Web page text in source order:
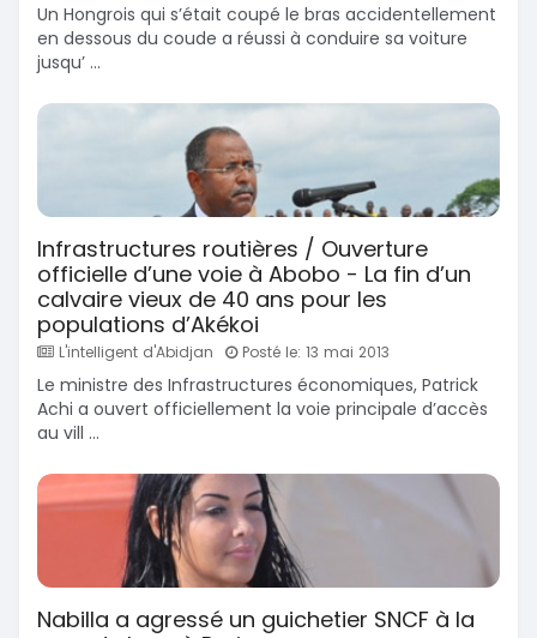
Un Hongrois qui s’était coupé le bras accidentellement
en dessous du coude a réussi à conduire sa voiture
jusqu’ ...
Infrastructures routières / Ouverture
officielle d’une voie à Abobo - La fin d’un
calvaire vieux de 40 ans pour les
populations d’Akékoi
L'intelligent d'Abidjan Posté le: 13 mai 2013
Le ministre des Infrastructures économiques, Patrick
Achi a ouvert officiellement la voie principale d’accès
au vill ...
Nabilla a agressé un guichetier SNCF à la